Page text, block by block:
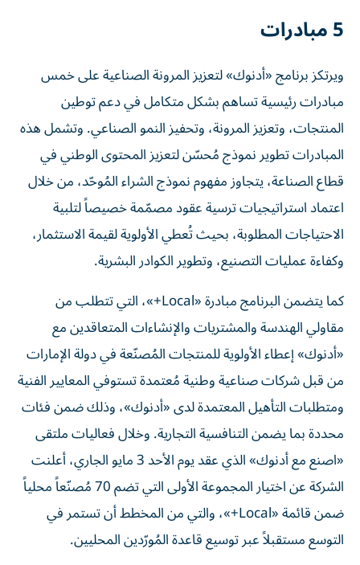
5 مبادرات
ويرتكز برنامج «أدنوك» لتعزيز المرونة الصناعية على خمس
مبادرات رئيسية تساهم بشكل متكامل في دعم توطين
المنتجات، وتعزيز المرونة، وتحفيز النمو الصناعي. وتشمل هذه
المبادرات تطوير نموذج مُحسّن لتعزيز المحتوى الوطني في
قطاع الصناعة، يتجاوز مفهوم نموذج الشراء المُوحّد، من خلال
اعتماد استراتيجيات ترسية عقود مصمّمة خصيصاً لتلبية
الاحتياجات المطلوبة، بحيث تُعطي الأولوية لقيمة الاستثمار،
وكفاءة عمليات التصنيع، وتطوير الكوادر البشرية.
كما يتضمن البرنامج مبادرة «Local+»، التي تتطلب من
مقاولي الهندسة والمشتريات والإنشاءات المتعاقدين مع
«أدنوك» إعطاء الأولوية للمنتجات المُصنّعة في دولة الإمارات
من قبل شركات صناعية وطنية مُعتمدة تستوفي المعايير الفنية
ومتطلبات التأهيل المعتمدة لدى «أدنوك»، وذلك ضمن فئات
محددة بما يضمن التنافسية التجارية. وخلال فعاليات ملتقى
«اصنع مع أدنوك» الذي عقد يوم الأحد 3 مايو الجاري، أعلنت
الشركة عن اختيار المجموعة الأولى التي تضم 70 مُصنّعاً محلياً
ضمن قائمة «Local+»، والتي من المخطط أن تستمر في
التوسع مستقبلاً عبر توسيع قاعدة المُورّدين المحليين.